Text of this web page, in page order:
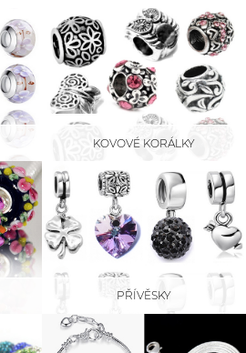
KOVOVÉ KORÁLKY
PŘÍVĚSKY